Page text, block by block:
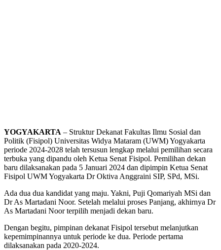
YOGYAKARTA – Struktur Dekanat Fakultas Ilmu Sosial dan
Politik (Fisipol) Universitas Widya Mataram (UWM) Yogyakarta
periode 2024-2028 telah tersusun lengkap melalui pemilihan secara
terbuka yang dipandu oleh Ketua Senat Fisipol. Pemilihan dekan
baru dilaksanakan pada 5 Januari 2024 dan dipimpin Ketua Senat
Fisipol UWM Yogyakarta Dr Oktiva Anggraini SIP, SPd, MSi.
Ada dua dua kandidat yang maju. Yakni, Puji Qomariyah MSi dan
Dr As Martadani Noor. Setelah melalui proses Panjang, akhirnya Dr
As Martadani Noor terpilih menjadi dekan baru.
Dengan begitu, pimpinan dekanat Fisipol tersebut melanjutkan
kepemimpinannya untuk periode ke dua. Periode pertama
dilaksanakan pada 2020-2024.